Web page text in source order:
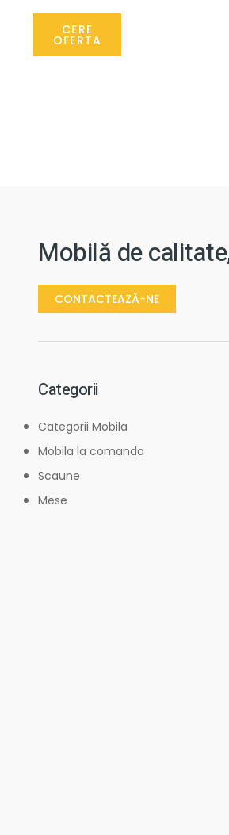
CERE
OFERTA
Mobilă de
CONTACTEAZĂ-NE
Categorii
Categorii Mobila
Mobila la comanda
Scaune
Mese